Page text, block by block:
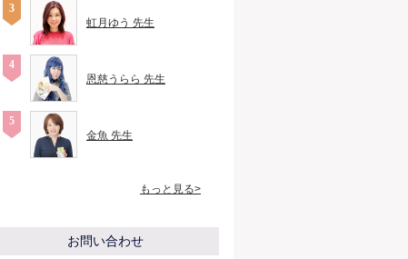
虹月ゆう 先生
恩慈うらら 先生
金魚 先生
もっと見る>
お問い合わせ